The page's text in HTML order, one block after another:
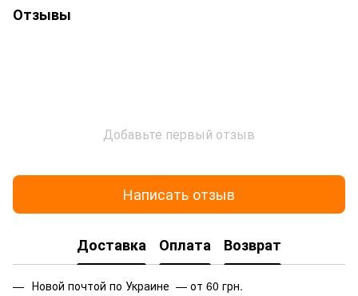
Отзывы
Добавьте первый отзыв
Написать отзыв
Доставка Оплата Возврат
Новой почтой по Украине — от 60 грн.